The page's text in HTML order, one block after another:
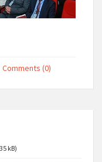
Comments (0)
kB)